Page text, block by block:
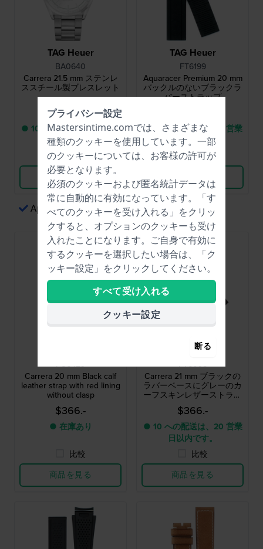
TAG Heuer
BA0640
Carrera 21.5 mm ステンレ
ススチール製ブレスレット
$655.-
● 10 への配送は、20 営業
日以内です。
比較
商品を見る
TAG Heuer
FT6199
Aquaracer Premium 20 mm
バックルのないブラックラ
バーストラップ
● 10 への配送は、20 営業
日以内です。
比較
商品を見る
Apple Payによる簡単な決済
FC6429
Carrera 20 mm Black calf
leather strap with red lining
without clasp
$366.-
● 在庫あり
比較
商品を見る
TAG Heuer
FT6095
Carrera 21 mm ブラックの
ラバーベースにグレーのカ
ーフスキンレザーストラッ
プ
$366.-
● 10 への配送は、20 営業
日以内です。
比較
商品を見る
プライバシー設定
Mastersintime.comでは、さまざまな
種類のクッキーを使用しています。一部
のクッキーについては、お客様の許可が
必要となります。
必須のクッキーおよび匿名統計データは
常に自動的に有効になっています。「す
べてのクッキーを受け入れる」をクリッ
クすると、オプションのクッキーも受け
入れたことになります。ご自身で有効に
するクッキーを選択したい場合は、「ク
ッキー設定」をクリックしてください。
すべて受け入れる
クッキー設定
断る